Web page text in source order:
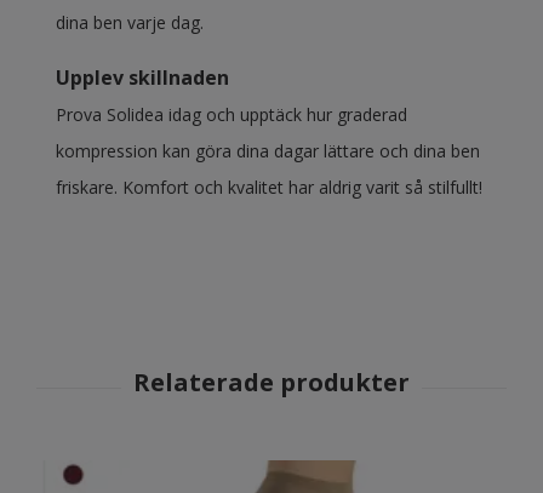
dina ben varje dag.
Upplev skillnaden
Prova Solidea idag och upptäck hur graderad
kompression kan göra dina dagar lättare och dina ben
friskare. Komfort och kvalitet har aldrig varit så stilfullt!